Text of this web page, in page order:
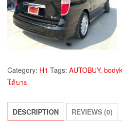
Category: H1 Tags: AUTOBUY,
โต้บาย
DESCRIPTION REVIEWS (0)